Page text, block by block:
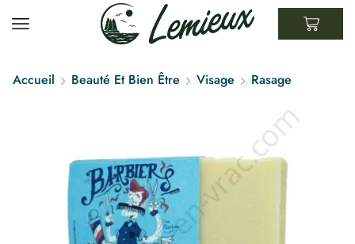
Accueil Beauté Et Bien Être Visage Rasage